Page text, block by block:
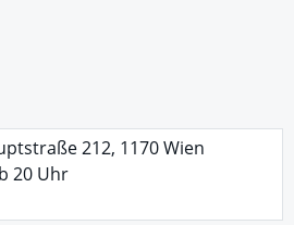
212, 1170 Wien
20 Uhr